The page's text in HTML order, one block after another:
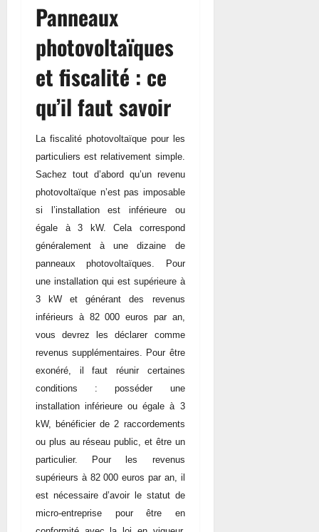
Panneaux
photovoltaïques
et fiscalité : ce
qu’il faut savoir
La fiscalité photovoltaïque pour les
particuliers est relativement simple.
Sachez tout d’abord qu’un revenu
photovoltaïque n’est pas imposable
si l’installation est inférieure ou
égale à 3 kW. Cela correspond
généralement à une dizaine de
panneaux photovoltaïques. Pour
une installation qui est supérieure à
3 kW et générant des revenus
inférieurs à 82 000 euros par an,
vous devrez les déclarer comme
revenus supplémentaires. Pour être
exonéré, il faut réunir certaines
conditions : posséder une
installation inférieure ou égale à 3
kW, bénéficier de 2 raccordements
ou plus au réseau public, et être un
particulier. Pour les revenus
supérieurs à 82 000 euros par an, il
est nécessaire d’avoir le statut de
micro-entreprise pour être en